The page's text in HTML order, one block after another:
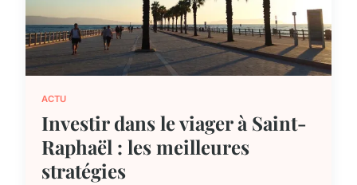
ACTU
Investir dans le viager à Saint-
Raphaël : les meilleures
stratégies